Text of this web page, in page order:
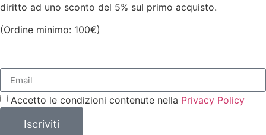
diritto ad uno sconto del 5% sul primo acquisto.
(Ordine minimo: 100€)
Accetto le condizioni contenute nella Privacy Policy
Iscriviti